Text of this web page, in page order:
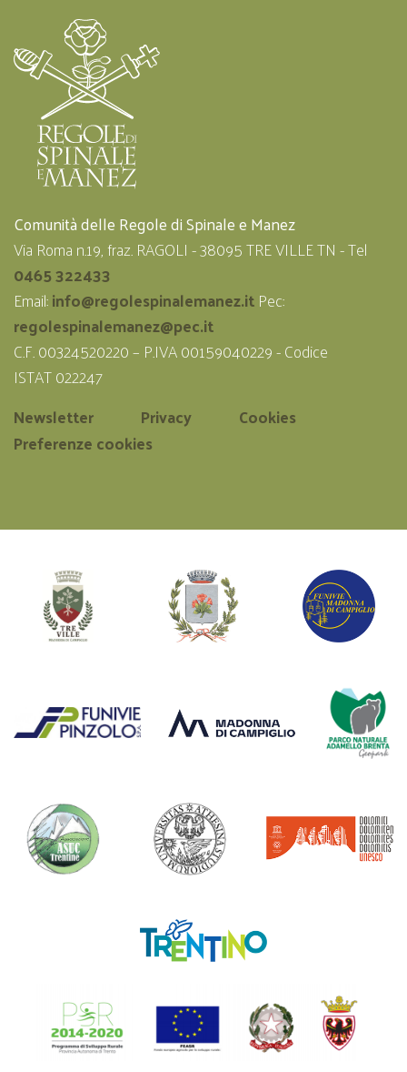
Comunità delle Regole di Spinale e Manez
Via Roma n.19, fraz. RAGOLI - 38095 TRE VILLE TN - Tel
0465 322433
Email:info@regolespinalemanez.itPec:
regolespinalemanez@pec.it
C.F. 00324520220 – P.IVA 00159040229 - Codice
ISTAT 022247
Newsletter
Privacy
Cookies
Preferenze cookies